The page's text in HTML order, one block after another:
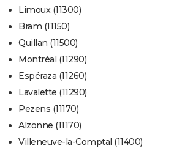
Limoux (11300)
Bram (11150)
Quillan (11500)
Montréal (11290)
Espéraza (11260)
Lavalette (11290)
Pezens (11170)
Alzonne (11170)
Villeneuve-la-Comptal (11400)